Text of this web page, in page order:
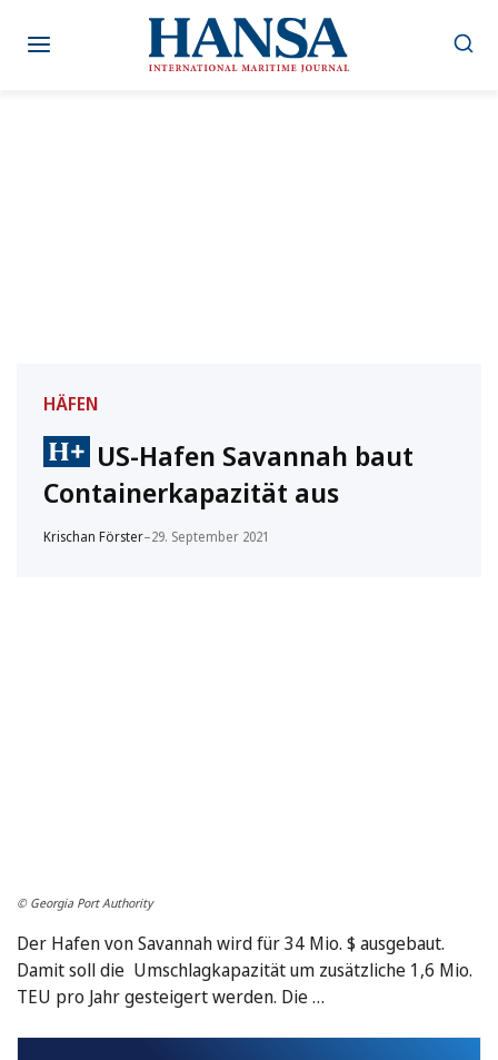
Inhalt
HÄFEN
US-Hafen Savannah baut
Containerkapazität aus
Krischan Förster–29. September 2021
© Georgia Port Authority
Der Hafen von Savannah wird für 34 Mio. $ ausgebaut.
Damit soll die Umschlagkapazität um zusätzliche 1,6 Mio.
TEU pro Jahr gesteigert werden. Die …